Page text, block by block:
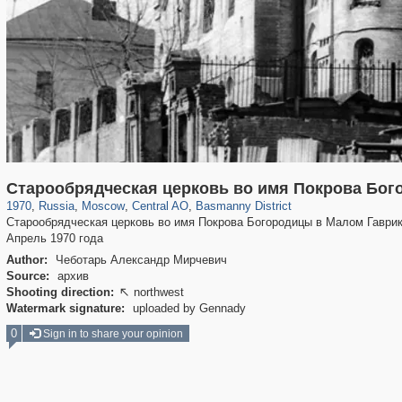
Старообрядческая церковь во имя Покрова
1970, Russia
1,406,837 29,243
, Moscow
319,861 8,286
, Central AO
160,009 5,916
, Basmanny District
13,204 520
Старообрядческая церковь во имя Покрова Богородицы в Малом
Апрель 1970 года
Author:
Чеботарь Александр Мирчевич
Source:
архив
Shooting direction:  northwest
Watermark signature:
uploaded by Gennady
0 Sign in to share your opinion